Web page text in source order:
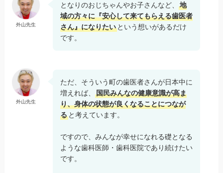
外山先生
となりのおじちゃんやお子さんなど、
地
域の方々に『安心して来てもらえる歯医者
さん』になりたいという想いがあるだけ
です。
外山先生
ただ、そういう町の歯医者さんが日本中に
増えれば、
国民みんなの健康意識が高ま
り、身体の状態が良くなることにつなが
ると考えています。
ですので、みんなが幸せになれる礎となる
ような歯科医師・歯科医院であり続けたい
です。